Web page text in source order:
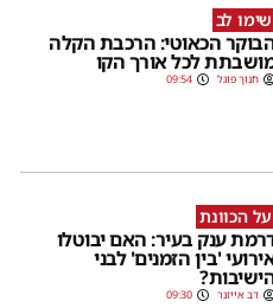
שימו לב
הכאוטי: הרכבת הקלה
לכל אורך הקו
חנוך פוגל 09:54
על הכוונת
ענק בעיר: האם יבוטלו
'בין הזמנים' לבני
דב אייזנר 09:30